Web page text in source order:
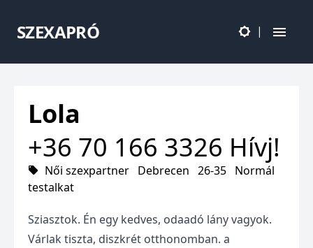
SZEXAPRÓ |
Lola
+36 70 166 3326 Hívj!
Női szexpartner Debrecen 26-35 Normál
testalkat
Sziasztok. Én egy kedves, odaadó lány vagyok.
Várlak tiszta, diszkrét otthonomban. a